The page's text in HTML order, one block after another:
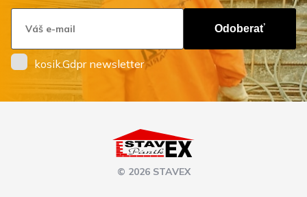
Odoberať
kosik.Gdpr newsletter
© 2026 STAVEX